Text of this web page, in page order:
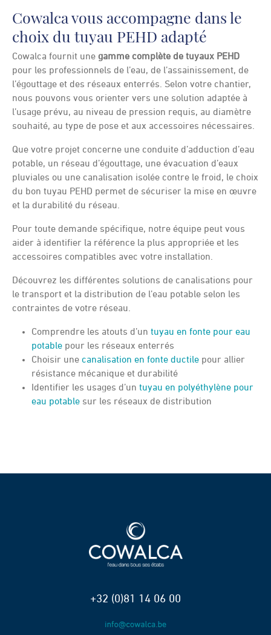
Cowalca vous accompagne dans le
choix du tuyau PEHD adapté
Cowalca fournit une gamme complète de tuyaux PEHD
pour les professionnels de l’eau, de l’assainissement, de
l’égouttage et des réseaux enterrés. Selon votre chantier,
nous pouvons vous orienter vers une solution adaptée à
l’usage prévu, au niveau de pression requis, au diamètre
souhaité, au type de pose et aux accessoires nécessaires.
Que votre projet concerne une conduite d’adduction d’eau
potable, un réseau d’égouttage, une évacuation d’eaux
pluviales ou une canalisation isolée contre le froid, le choix
du bon tuyau PEHD permet de sécuriser la mise en œuvre
et la durabilité du réseau.
Pour toute demande spécifique, notre équipe peut vous
aider à identifier la référence la plus appropriée et les
accessoires compatibles avec votre installation.
Découvrez les différentes solutions de canalisations pour
le transport et la distribution de l’eau potable selon les
contraintes de votre réseau.
Comprendre les atouts d’un tuyau en fonte pour eau
potable pour les réseaux enterrés
Choisir une canalisation en fonte ductile pour allier
résistance mécanique et durabilité
Identifier les usages d’un tuyau en polyéthylène pour
eau potable sur les réseaux de distribution
+32 (0)81 14 06 00